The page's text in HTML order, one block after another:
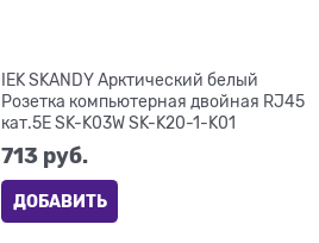
IEK SKANDY Арктический белый
Розетка компьютерная двойная RJ45
кат.5E SK-K03W SK-K20-1-K01
713 руб.
ДОБАВИТЬ